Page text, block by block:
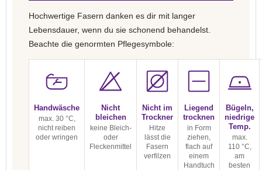
Hochwertige Fasern danken es dir mit langer
Lebensdauer, wenn du sie schonend behandelst.
Beachte die genormten Pflegesymbole:
Handwäsche
max. 30 °C,
nicht reiben
oder wringen
Nicht
bleichen
keine Bleich-
oder
Fleckenmittel
Nicht im
Trockner
Hitze
lässt die
Fasern
verfilzen
Liegend
trocknen
in Form
ziehen,
flach auf
einem
Handtuch
Bügeln,
niedrige
Temp.
max.
110 °C,
am
besten